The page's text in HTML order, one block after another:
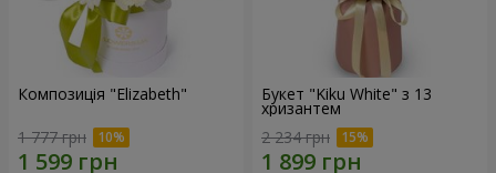
Композиція "Elizabeth"
1 777 грн
Букет "Kiku White" з 13
хризантем
2 234 грн